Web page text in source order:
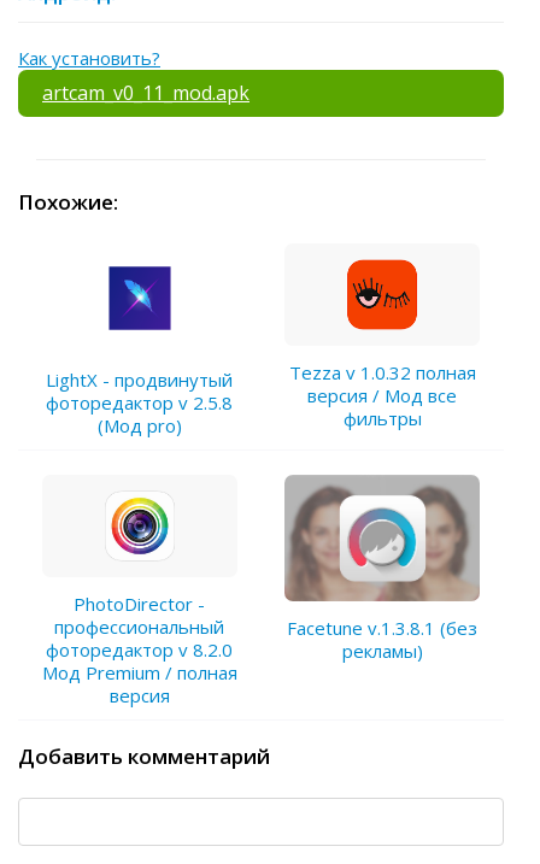
Как установить?
artcam_v0_11_mod.apk
Похожие:
LightX - продвинутый
фоторедактор v 2.5.8
(Мод pro)
Tezza v 1.0.32 полная
версия / Мод все
фильтры
PhotoDirector -
профессиональный
фоторедактор v 8.2.0
Мод Premium / полная
версия
Facetune v.1.3.8.1 (без
рекламы)
Добавить комментарий